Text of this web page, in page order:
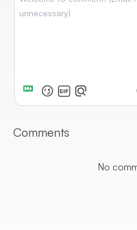
Comments
No